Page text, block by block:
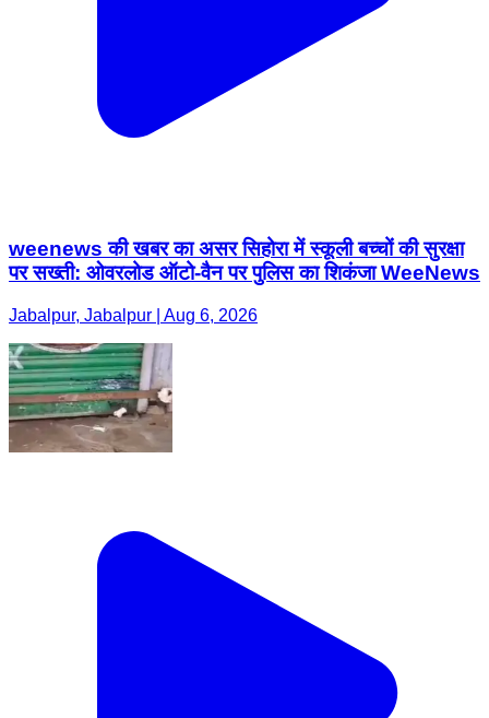
weenews की खबर का असर सिहोरा में स्कूली बच्चों की सुरक्षा
पर सख्ती: ओवरलोड ऑटो-वैन पर पुलिस का शिकंजा WeeNews
Jabalpur, Jabalpur | Aug 6, 2026